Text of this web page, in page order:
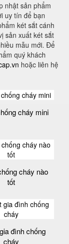
nhật sản phẩm
uy tín để bạn
két sắt cánh
sản xuất két sắt
mẫu mới. Để
quý khách
hoặc liên hệ
cháy mini
cháy nào
tốt
đình chống
cháy